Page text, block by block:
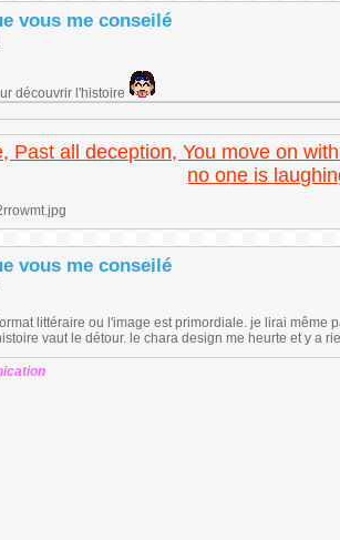
vous me conseilé
découvrir l'histoire
Past all deception, You move on
no one is
vous me conseilé
littéraire ou l'image est primordiale. je lirai même
vaut le détour. le chara design me heurte et y a